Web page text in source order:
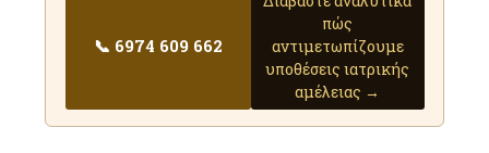
📞 6974 609 662
πώς
αντιμετωπίζουμε
υποθέσεις ιατρικής
αμέλειας →